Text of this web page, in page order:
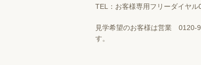
TEL：お客様専用フリーダイヤ
見学希望のお客様は営業 0120-
す。